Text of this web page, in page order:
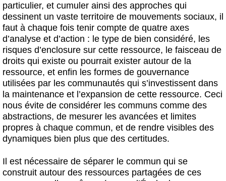
particulier, et cumuler ainsi des approches qui
dessinent un vaste territoire de mouvements sociaux, il
faut à chaque fois tenir compte de quatre axes
d’analyse et d’action : le type de bien considéré, les
risques d’enclosure sur cette ressource, le faisceau de
droits qui existe ou pourrait exister autour de la
ressource, et enfin les formes de gouvernance
utilisées par les communautés qui s’investissent dans
la maintenance et l’expansion de cette ressource. Ceci
nous évite de considérer les communs comme des
abstractions, de mesurer les avancées et limites
propres à chaque commun, et de rendre visibles des
dynamiques bien plus que des certitudes.
Il est nécessaire de séparer le commun qui se
construit autour des ressources partagées de ces